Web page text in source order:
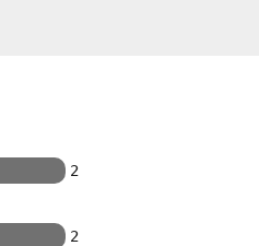
2
2